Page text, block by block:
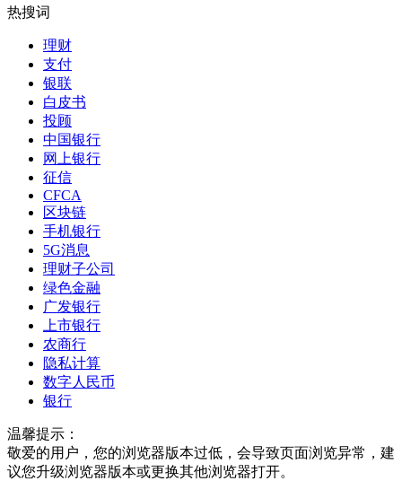
热搜词
理财
支付
银联
白皮书
投顾
中国银行
网上银行
征信
CFCA
区块链
手机银行
5G消息
理财子公司
绿色金融
广发银行
上市银行
农商行
隐私计算
数字人民币
银行
温馨提示：
敬爱的用户，您的浏览器版本过低，会导致页面浏览异常，建
议您升级浏览器版本或更换其他浏览器打开。